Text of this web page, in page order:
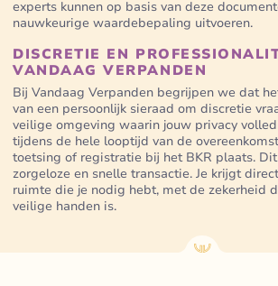
experts kunnen op basis van deze
nauwkeurige waardebepaling uitvoeren.
DISCRETIE EN
VANDAAG VERPANDEN
Bij Vandaag Verpanden begrijpen we dat
van een persoonlijk sieraad om discretie
veilige omgeving waarin jouw privacy
tijdens de hele looptijd van de
toetsing of registratie bij het BKR plaats.
zorgeloze en snelle transactie. Je krijgt
ruimte die je nodig hebt, met de zekerheid
veilige handen is.